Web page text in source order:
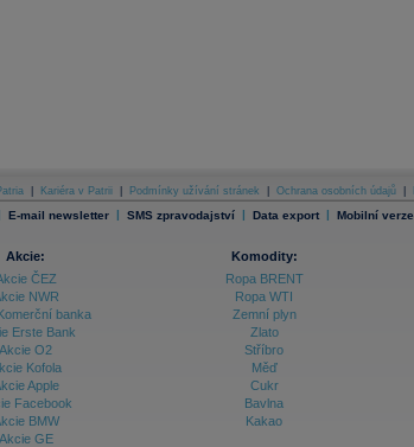
Kariéra v Patrii Podmínky užívání stránek Ochrana osobních údajů
E-mail newsletter | SMS zpravodajství | Data export | Mobilní verze
Akcie:
ČEZ
NWR
banka
Erste Bank
Akcie O2
Kofola
Apple
Facebook
BMW
Akcie GE
Komodity:
Ropa BRENT
Ropa WTI
Zemní plyn
Zlato
Stříbro
Měď
Cukr
Bavlna
Kakao